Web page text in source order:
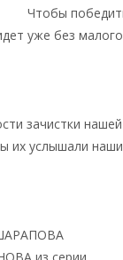
Чтобы
уже без малого
зачистки нашей
их услышали наши